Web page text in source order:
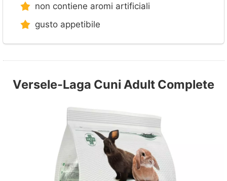
non contiene aromi artificiali
gusto appetibile
Versele-Laga Cuni Adult Complete